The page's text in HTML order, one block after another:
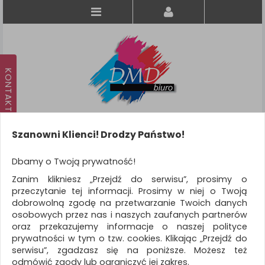
KATEGORIE
WSZYSTKIE KATEGORIE
FILTRY
Więcej
Szanowni Klienci! Drodzy Państwo!
Dbamy o Twoją prywatność!
Zanim klikniesz „Przejdź do serwisu”, prosimy o
przeczytanie tej informacji. Prosimy w niej o Twoją
dobrowolną zgodę na przetwarzanie Twoich danych
osobowych przez nas i naszych zaufanych partnerów
oraz przekazujemy informacje o naszej polityce
prywatności w tym o tzw. cookies. Klikając „Przejdź do
serwisu”, zgadzasz się na poniższe. Możesz też
odmówić zgody lub ograniczyć jej zakres.